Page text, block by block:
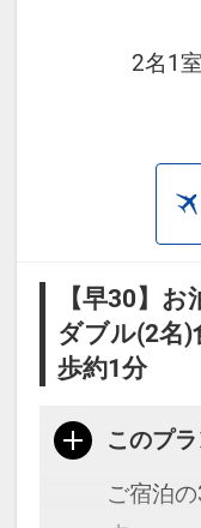
2名1
【早30】
ダブル(2名
歩約1分
このプ
ご宿泊